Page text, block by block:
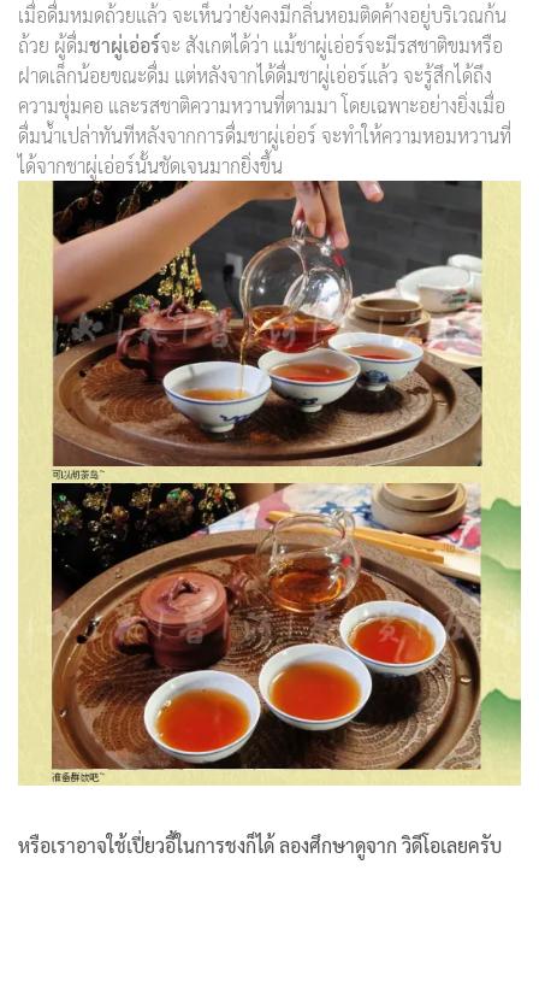
เมื่อดื่มหมดถ้วยแล้ว จะเห็นว่ายังคงมีกลิ่นหอมติดค้างอยู่บริเวณก้น
ถ้วย ผู้ดื่มชาผู่เอ่อร์จะ สังเกตได้ว่า แม้ชาผู่เอ่อร์จะมีรสชาติขมหรือ
ฝาดเล็กน้อยขณะดื่ม แต่หลังจากได้ดื่มชาผู่เอ่อร์แล้ว จะรู้สึกได้ถึง
ความชุ่มคอ และรสชาติความหวานที่ตามมา โดยเฉพาะอย่างยิ่งเมื่อ
ดื่มน้ำเปล่าทันทีหลังจากการดื่มชาผู่เอ่อร์ จะทำให้ความหอมหวานที่
ได้จากชาผู่เอ่อร์นั้นชัดเจนมากยิ่งขึ้น
หรือเราอาจใช้เปี่ยวอี้ในการชงก็ได้ ลองศึกษาดูจาก วิดีโอเลยครับ